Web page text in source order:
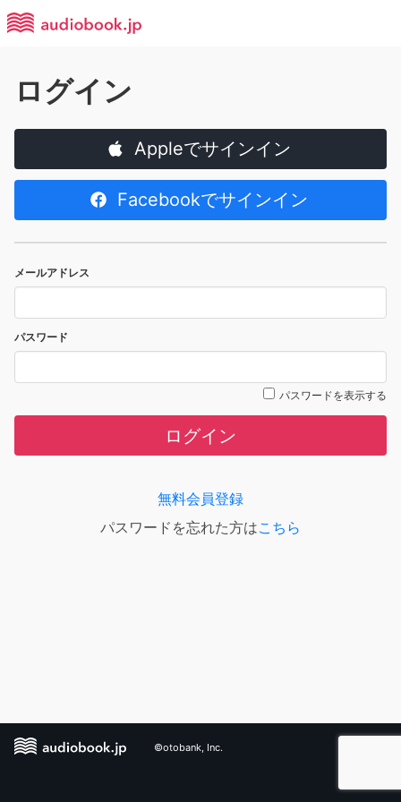
ログイン
Appleでサインイン
Facebookでサインイン
メールアドレス
パスワード
パスワードを表示する
ログイン
無料会員登録
パスワードを忘れた方はこちら
©otobank, Inc.